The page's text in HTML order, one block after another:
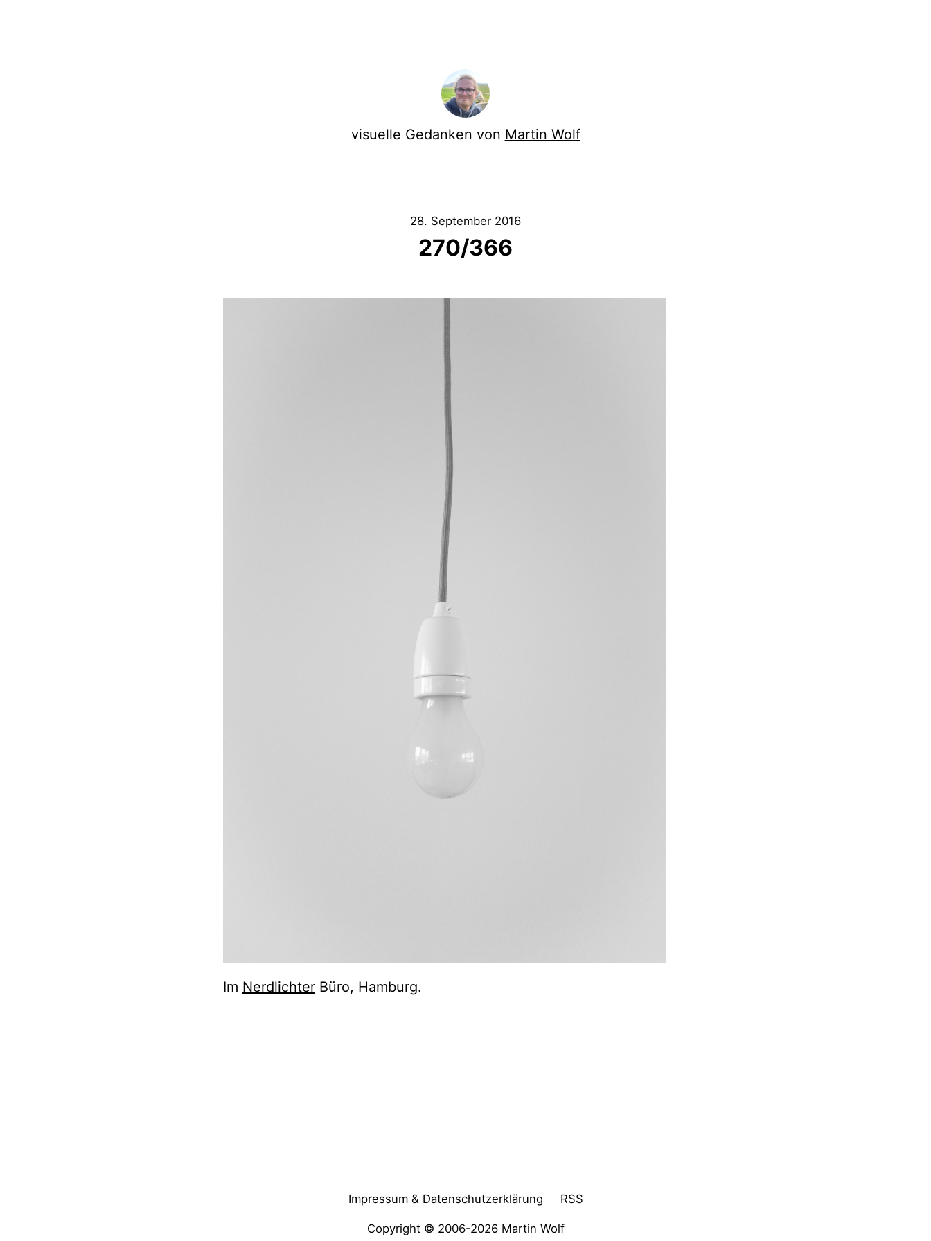
visuelle Gedanken von Martin Wolf
28. September 2016
270/366
Im Nerdlichter Büro, Hamburg.
Impressum & Datenschutzerklärung RSS
Copyright © 2006-2026 Martin Wolf